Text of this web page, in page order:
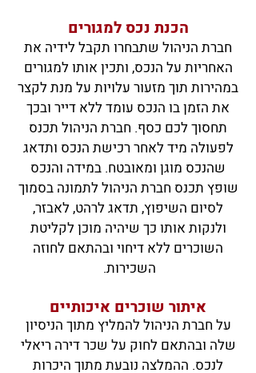
הכנת נכס למגורים
חברת הניהול שתבחרו תקבל לידיה את
האחריות על הנכס, ותכין אותו למגורים
במהירות תוך מזעור עלויות על מנת לקצר
את הזמן בו הנכס עומד ללא דייר ובכך
תחסוך לכם כסף. חברת הניהול תכנס
לפעולה מיד לאחר רכישת הנכס ותדאג
שהנכס מוגן ומאובטח. במידה והנכס
שופץ תכנס חברת הניהול לתמונה בסמוך
לסיום השיפוץ, תדאג לרהט, לאבזר,
ולנקות אותו כך שיהיה מוכן לקליטת
השוכרים ללא דיחוי ובהתאם לחוזה
השכירות.
איתור שוכרים איכותיים
על חברת הניהול להמליץ מתוך הניסיון
שלה ובהתאם לחוק על שכר דירה ריאלי
לנכס. ההמלצה נובעת מתוך היכרות